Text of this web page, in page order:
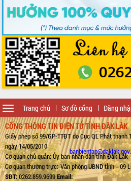
Trang chủ Sơ đồ cổng Đăng
Toggle
navigation
CỔNG THÔNG TIN ĐIỆN TỬ TỈNH ĐẮK LẮK
Giấy phép số 99/GP-TTĐT do Cục QL Phát
ngày 14/05/2010
Cơ quan chủ quản: Ủy ban nhân dân tỉnh Đắk Lắk
Cơ quan thường trực: Văn phòng UBND tỉnh - 09
SĐT:0262.859.9699Email: